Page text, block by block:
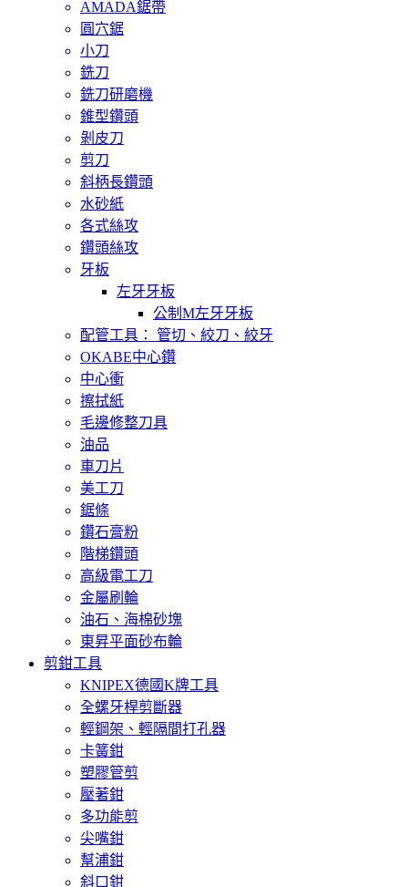
AMADA鋸帶
圓穴鋸
小刀
銑刀
銑刀研磨機
錐型鑽頭
剝皮刀
剪刀
斜柄長鑽頭
水砂紙
各式絲攻
鑽頭絲攻
牙板
左牙牙板
公制M左牙牙板
配管工具： 管切、絞刀、絞牙
OKABE中心鑽
中心衝
擦拭紙
毛邊修整刀具
油品
車刀片
美工刀
鋸條
鑽石膏粉
階梯鑽頭
高級電工刀
金屬刷輪
油石、海棉砂塊
東昇平面砂布輪
剪鉗工具
KNIPEX德國K牌工具
全螺牙桿剪斷器
輕鋼架、輕隔間打孔器
卡簧鉗
塑膠管剪
壓著鉗
多功能剪
尖嘴鉗
幫浦鉗
斜口鉗